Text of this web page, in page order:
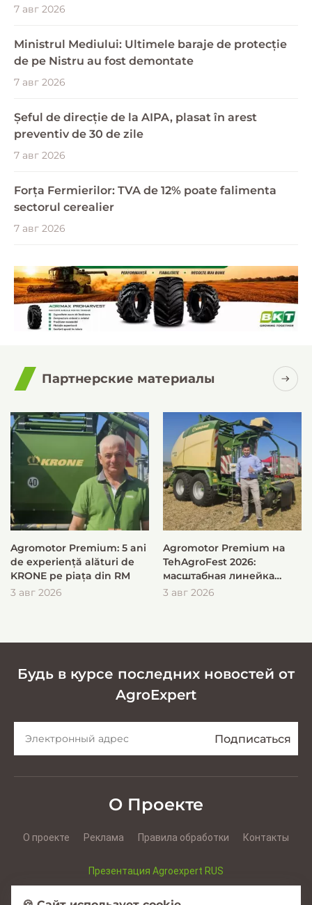
7 авг 2026
Ministrul Mediului: Ultimele baraje de protecție
de pe Nistru au fost demontate
7 авг 2026
Șeful de direcție de la AIPA, plasat în arest
preventiv de 30 de zile
7 авг 2026
Forța Fermierilor: TVA de 12% poate falimenta
sectorul cerealier
7 авг 2026
Партнерские материалы
Agromotor Premium: 5 ani
de experiență alături de
KRONE pe piața din RM
3 авг 2026
Agromotor Premium на
TehAgroFest 2026:
масштабная линейка
KRONE для быстрой и
3 авг 2026
Будь в курсе последних новостей от
AgroExpert
О Проекте
О проекте Реклама Правила обработки Контакты
Презентация Agroexpert RUS